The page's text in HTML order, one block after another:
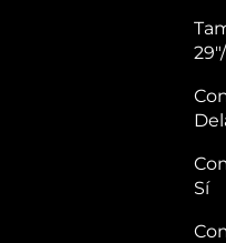
Sí